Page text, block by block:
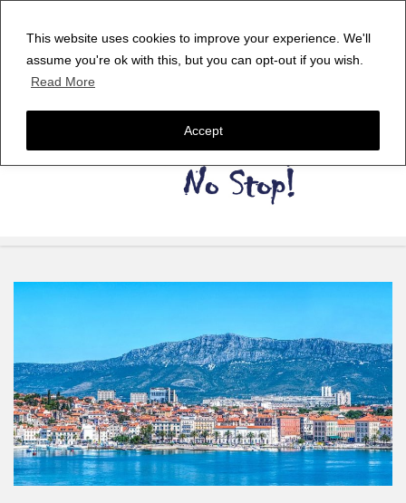
This website uses cookies to improve your experience. We'll
assume you're ok with this, but you can opt-out if you wish.
Read More
Accept